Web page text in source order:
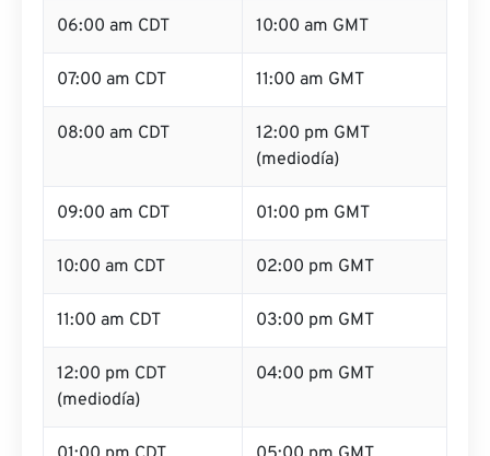
06:00 am CDT 10:00 am GMT
07:00 am CDT 11:00 am GMT
08:00 am CDT
12:00 pm GMT
(mediodía)
09:00 am CDT 01:00 pm GMT
10:00 am CDT 02:00 pm GMT
11:00 am CDT 03:00 pm GMT
12:00 pm CDT
(mediodía)
04:00 pm GMT